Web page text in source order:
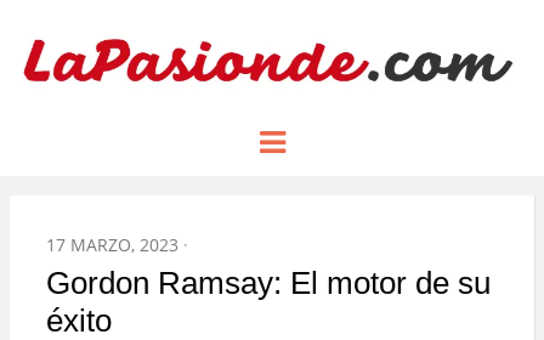
LA PASIÓN
pasión de figuras y personajes
Menu
POSTED
ON
17 MARZO, 2023
Gordon Ramsay: El motor de su
éxito